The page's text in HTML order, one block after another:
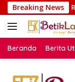
Langsung
ke
konten
Breaking News
Pemkab
Beranda Berita